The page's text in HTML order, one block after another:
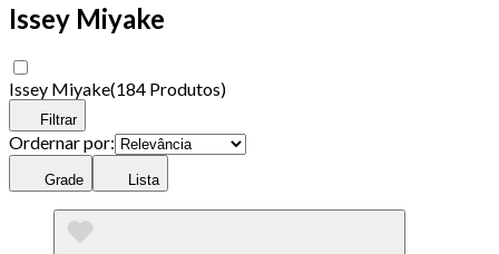
Issey Miyake
Issey Miyake(184 Produtos)
Filtrar
Ordernar por:
Grade Lista